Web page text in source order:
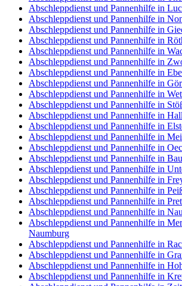
Abschleppdienst und Pannenhilfe in
Abschleppdienst und Pannenhilfe in
Abschleppdienst und Pannenhilfe in
Abschleppdienst und Pannenhilfe in
Abschleppdienst und Pannenhilfe in
Abschleppdienst und Pannenhilfe in
Abschleppdienst und Pannenhilfe in
Abschleppdienst und Pannenhilfe in
Abschleppdienst und Pannenhilfe in
Abschleppdienst und Pannenhilfe in
Abschleppdienst und Pannenhilfe in
Abschleppdienst und Pannenhilfe in
Abschleppdienst und Pannenhilfe in
Abschleppdienst und Pannenhilfe in
Abschleppdienst und Pannenhilfe in
Abschleppdienst und Pannenhilfe in
Abschleppdienst und Pannenhilfe in
Abschleppdienst und Pannenhilfe in
Abschleppdienst und Pannenhilfe in
Abschleppdienst und Pannenhilfe in
Abschleppdienst und Pannenhilfe in
Naumburg
Abschleppdienst und Pannenhilfe in
Abschleppdienst und Pannenhilfe in
Abschleppdienst und Pannenhilfe in
Abschleppdienst und Pannenhilfe in